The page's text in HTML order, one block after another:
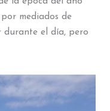
mediados de
durante el día, pero